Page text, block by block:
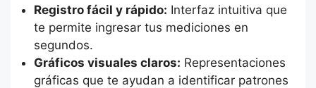
Registro fácil y rápido: Interfaz intuitiva que
te permite ingresar tus mediciones en
segundos.
Gráficos visuales claros: Representaciones
gráficas que te ayudan a identificar patrones